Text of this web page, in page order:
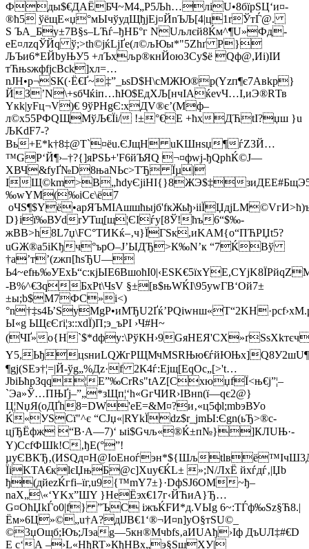
Фды$€ДAЁБЧ­~М4„P5Љh…лiU•8бїpЅЦ‘и¤-
®ћ5 ўёщE«џ°мЫчўудЩђјЕj¤ЙnЪЉ[4|ц1rЎтЃ@.
Ѕ ЪA_Бу±7В§­s–LЋѓ–ђНБ°г NUљлєй8Ќм^¶U»Фд­
еE¤лzqЎЙq ў;>th©јќLjҐе(л©љЮы*"5Zhґ P}
ЉЪи6*EЙbуЊУ5 +лЪхљр®кнЙоюЗСy$ё Qф@,Иi)ІИ
тЋњsжфfјсВck]хл=…
nJH•р¬ЅК(·Ё€Ґ~‡”_ьsD$Н\cMЖЮ®р(Yzп¶є7Ав­kр}
ЙЗ’N\+ѕб­Чќiп…ћЮ$­EдXЉ[нчIАќevЧ…I,иЭ®RТв
Yкk|уFц¬V)€ 9ўРHgЄ:xДV®є’(Mф–
л©х55РФQЩMўЉ€Їі/ !±°€E +ћхДЋtI?џш }u
ЉKdF7-?
Bь+E*k†8‡@Т`¤ёu.ЄЈщН­ uKШнѕџ¶ѓZ3Й…
™GP‘Й¶›–†?{]яРSЬ+'F6йЪЯQ ¬¤фwј-ђQрhЌ©J—
XВЧ&fуҐ№D8њaNЬc>TЂ Їµ|
ІЩ©km>В„ћdyЄjiHІ{}8ЖЭ$‡
‰wYM(‰іCє\ё7
D}ії‰ВУdrУТщ[щ¦ЄIѓy[8Ў!ћъ 6“$‰­
жBВ>h8L7џ\FC°ТИKќ–‚­ч}ЇГSк,иKАM{o“ПЋPЏt5?
uGЖ®а5iKђч°ъpО–J’ЫДЂ>К‰N’к “7ЌBў
†a’т’(zжп[ћѕЂU—
-B%^€ЗqБхPt\ЧsV §±[в$њWЌI\95ywГB‘Oй7±
±ы;b$М7ФС»i<)
Ы«g ЬЩєЄґі¦з::xdЇ)П;э_ъPІ ›Ч#H~
(ЧҐ»o{Н
¶gј(ЅЕэ†¦=|Й-ўg„%Дz·f 2К4ѓ:Ejщ[EqОс„[>'t…
JbіЬћрЗqq¦E”‰CrRѕ"tAZ[­СхюџfЇ<њ€ј”¦–
`Эа»Ў…ПЊҐj–”„*зЩп¦‘h«GгЧИR›ІВнn(ї—qє2@}
Ц¦NџЯ(oДҐh8­=DW'еE=&М¤?и‚«ц5фl;mbэВУo
Ќ«УSCї"^є “СЈџ«|RYkЇdz$r_јmЫ:Єgn(ьЂ>®c­
цjЂЁфж “B·A—7)‘ ыі$Gчљ«®Ќ±п№}]КЛUЊ·-
Y)CcfФШk!С‚ђЕ(°”!
µyЄВКЂ‚(ИSQд¤H@IоЕнoѓэн*${Шљ
ЇiKTA€кlєЏњБ@с]Xuу€ЌL± »;N/ЛxЁ йхѓдѓ‚|Џb
ђ(дйеzЌгfi–їг,u9{™mY7±}­·DфЅJ6ОM~ђ–
nаХ„\«‘YK­х”ШY }HeЁэх€17г‹ЙЋиА}Ђ…
G¤ОћЏkЃo0|f} ”ЪC іжъЌFИ*д.VЫg 6~:TЃф‰Ѕz§Ћ8.|
Ём»6Ц»©„u†А?дlЈВ€1‘®¬И¤n]уО§тSU©_
©3џOщб;Юъ;Лэаg—5кн®Mчbfѕ‚аИUАђ›Іф ДъUЛ‡#€D
Е с‘А –›L­«HђRT»КђНBх„э§ЅшХУ|